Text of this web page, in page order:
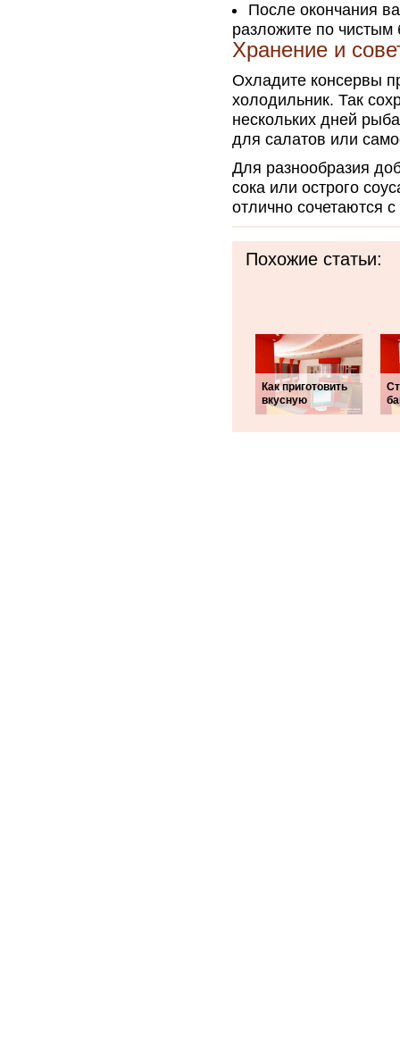
После окончания
разложите по
Хранение и
Охладите консервы
холодильник. Так
нескольких дней
для салатов или
Для разнообразия
сока или острого
отлично сочетаются
Похожие статьи:
Как приготовить
вкусную